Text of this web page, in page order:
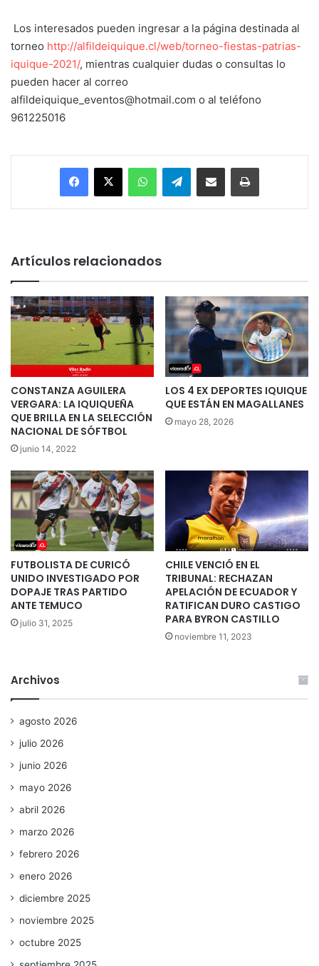
Los interesados pueden ingresar a la página destinada al
torneo http://alfildeiquique.cl/web/torneo-fiestas-patrias-
iquique-2021/, mientras cualquier dudas o consultas lo
pueden hacer al correo
alfildeiquique_eventos@hotmail.com o al teléfono
961225016
Facebook
X WhatsAppTelegramEnviar vía email Imprimir
Artículos relacionados
CONSTANZA AGUILERA
VERGARA: LA IQUIQUEÑA
QUE BRILLA EN LA SELECCIÓN
NACIONAL DE SÓFTBOL
junio 14, 2022
LOS 4 EX DEPORTES IQUIQUE
QUE ESTÁN EN MAGALLANES
mayo 28, 2026
FUTBOLISTA DE CURICÓ
UNIDO INVESTIGADO POR
DOPAJE TRAS PARTIDO
ANTE TEMUCO
julio 31, 2025
CHILE VENCIÓ EN EL
TRIBUNAL: RECHAZAN
APELACIÓN DE ECUADOR Y
RATIFICAN DURO CASTIGO
PARA BYRON CASTILLO
noviembre 11, 2023
Archivos
agosto 2026
julio 2026
junio 2026
mayo 2026
abril 2026
marzo 2026
febrero 2026
enero 2026
diciembre 2025
noviembre 2025
octubre 2025